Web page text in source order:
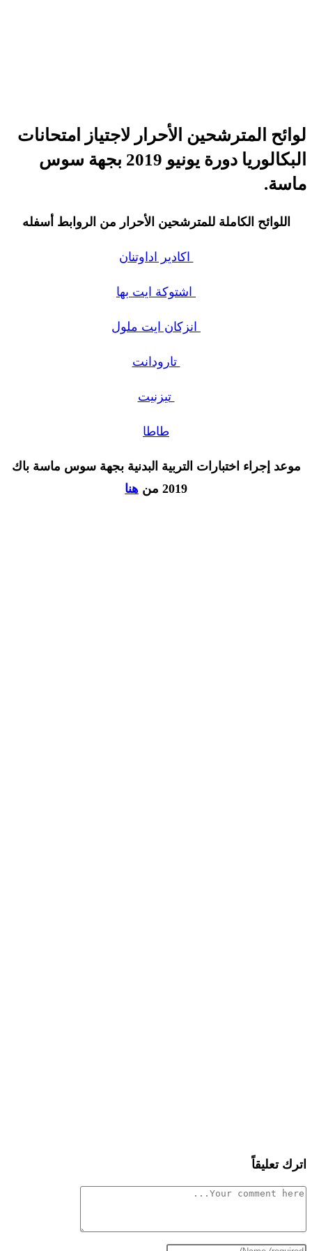
لوائح المترشحين الأحرار لاجتياز امتحانات
البكالوريا دورة يونيو 2019 بجهة سوس
ماسة.
اللوائح الكاملة للمترشحين الأحرار من الروابط أسفله
اكادير اداوتنان
اشتوكة ايت بها
انزكان ايت ملول
تارودانت
تيزنيت
طاطا
موعد إجراء اختبارات التربية البدنية بجهة سوس ماسة باك
2019 من
هنا
اترك تعليقاً
Comment